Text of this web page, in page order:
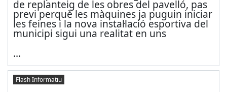
de replanteig de les obres del pavelló, pas
previ perquè les màquines ja puguin iniciar
les feines i la nova instal·lació esportiva del
municipi sigui una realitat en uns
...
Flash Informatiu